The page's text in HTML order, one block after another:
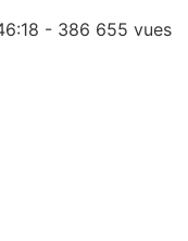
- 386 655 vues